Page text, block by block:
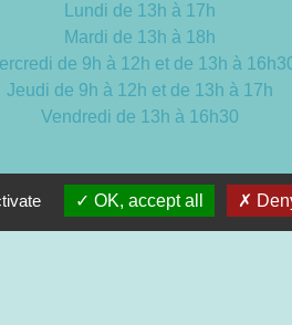
Lundi de 13h à 17h
Mardi de 13h à 18h
de 9h à 12h et de 13h à
Jeudi de 9h à 12h et de 13h à 17h
Vendredi de 13h à 16h30
OK, accept all